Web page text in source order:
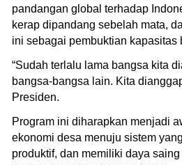
pandangan global terhadap
kerap dipandang sebelah mata,
ini sebagai pembuktian kapasitas
“Sudah terlalu lama bangsa kita
bangsa-bangsa lain. Kita
Presiden.
Program ini diharapkan menjadi
ekonomi desa menuju sistem
produktif, dan memiliki daya